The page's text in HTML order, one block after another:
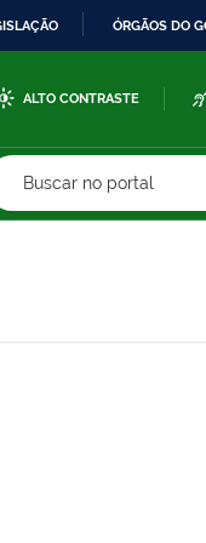
ÓRGÃOS DO
ALTO CONTRASTE
Buscar no portal